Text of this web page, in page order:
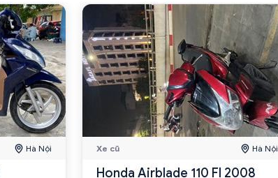
Hà Nội Xe cũ Hà Nội
Honda Airblade 110 FI 2008